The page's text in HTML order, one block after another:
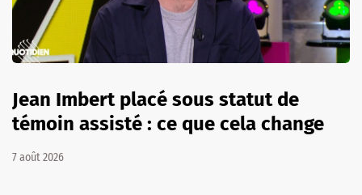
Jean Imbert placé sous statut de
témoin assisté : ce que cela change
7 août 2026